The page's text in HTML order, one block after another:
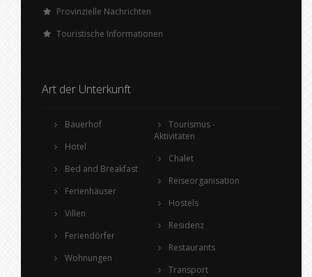
Provinzielle Nachrichten
Touristische Informationen
Art der Unterkunft
Bauerhof
Hotel
Bed and Breakfast
Ferienhäuser
Villen
Feriendörfer
Wohnungen
Tourismus -
Aktivitäten
Chalet
Reiseorganisation
Hostels
Residenz
Restaurants
Transport